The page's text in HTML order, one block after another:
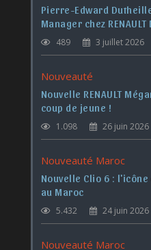
Pierre-Edward
Manager chez
489 3 juillet 2026
Nouveauté
Nouvelle RENAULT
coup de jeune !
1.098 26 juin 2026
Nouveauté Maroc
Nouvelle Clio 6 : l'icône
au Maroc
5.432 24 juin 2026
Nouveauté Maroc